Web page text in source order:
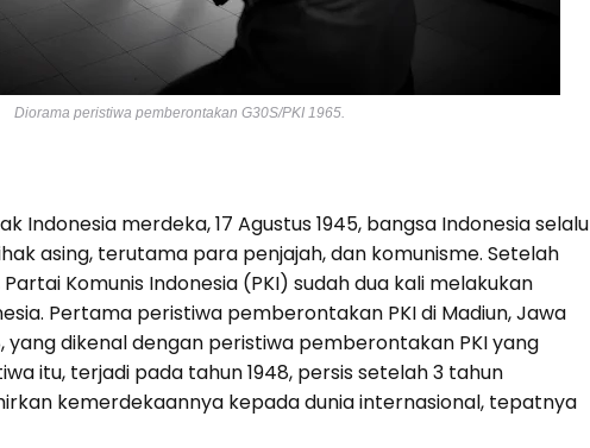
Diorama peristiwa pemberontakan G30S/PKI 1965.
Indonesia merdeka, 17 Agustus 1945, bangsa Indonesia selalu
asing, terutama para penjajah, dan komunisme. Setelah
Komunis Indonesia (PKI) sudah dua kali melakukan
Pertama peristiwa pemberontakan PKI di Madiun, Jawa
yang dikenal dengan peristiwa pemberontakan PKI yang
itu, terjadi pada tahun 1948, persis setelah 3 tahun
kemerdekaannya kepada dunia internasional, tepatnya